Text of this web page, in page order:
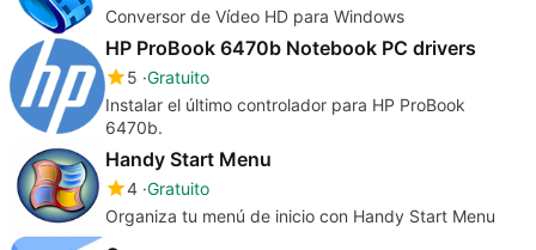
Conversor de Vídeo HD para Windows
HP ProBook 6470b Notebook PC drivers
5 Gratuito
Instalar el último controlador para HP ProBook
6470b.
Handy Start Menu
4 Gratuito
Organiza tu menú de inicio con Handy Start Menu